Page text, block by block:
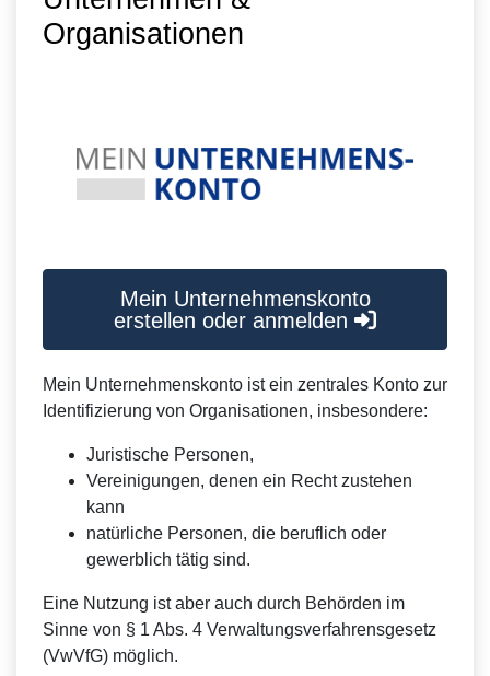
Organisationen
Mein Unternehmenskonto
erstellen oder anmelden
Mein Unternehmenskonto ist ein zentrales Konto zur
Identifizierung von Organisationen, insbesondere:
Juristische Personen,
Vereinigungen, denen ein Recht zustehen
kann
natürliche Personen, die beruflich oder
gewerblich tätig sind.
Eine Nutzung ist aber auch durch Behörden im
Sinne von § 1 Abs. 4 Verwaltungsverfahrensgesetz
(VwVfG) möglich.